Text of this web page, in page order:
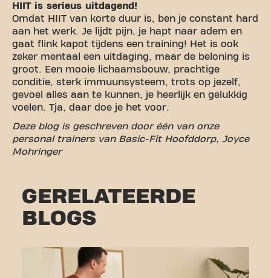
HIIT is serieus uitdagend!
Omdat HIIT van korte duur is, ben je constant hard
aan het werk. Je lijdt pijn, je hapt naar adem en
gaat flink kapot tijdens een training! Het is ook
zeker mentaal een uitdaging, maar de beloning is
groot. Een mooie lichaamsbouw, prachtige
conditie, sterk immuunsysteem, trots op jezelf,
gevoel alles aan te kunnen, je heerlijk en gelukkig
voelen. Tja, daar doe je het voor.
Deze blog is geschreven door één van onze
personal trainers van Basic-Fit Hoofddorp, Joyce
Mohringer
GERELATEERDE
BLOGS